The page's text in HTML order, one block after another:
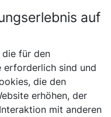
10 SamenNein Ja
auf
die für den
erforderlich sind und
die den
erhöhen, der
mit anderen